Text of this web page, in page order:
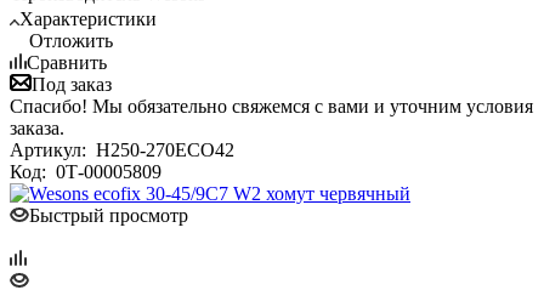
Характеристики
Отложить
Сравнить
Под заказ
Спасибо! Мы обязательно свяжемся с вами и уточним условия
заказа.
Артикул: H250-270ECO42
Код: 0Т-00005809
Быстрый просмотр